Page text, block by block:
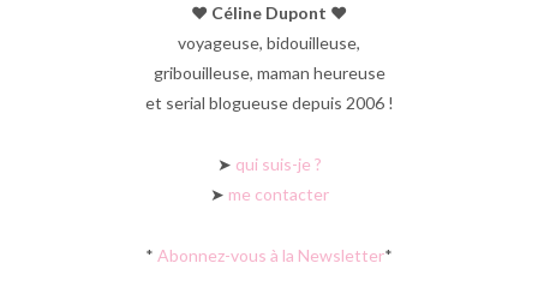
♥︎ Céline Dupont ♥︎
voyageuse, bidouilleuse,
gribouilleuse, maman heureuse
et serial blogueuse depuis 2006 !
➤ qui suis-je ?
➤ me contacter
* Abonnez-vous à la Newsletter*